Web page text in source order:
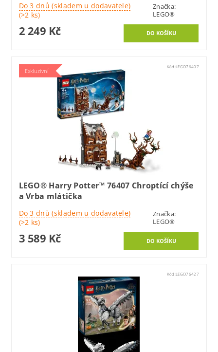
Do 3 dnů (skladem u dodavatele)
(>2 ks)
Značka:
LEGO®
2 249 Kč
Exkluzivní
Kód:LEGO76407
LEGO® Harry Potter™ 76407 Chroptící chýše
a Vrba mlátička
Do 3 dnů (skladem u dodavatele)
(>2 ks)
Značka:
LEGO®
3 589 Kč
Kód:LEGO76427